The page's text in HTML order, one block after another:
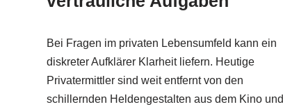
Bei Fragen im privaten Lebensumfeld kann ein
diskreter Aufklärer Klarheit liefern. Heutige
Privatermittler sind weit entfernt von den
schillernden Heldengestalten aus dem Kino und